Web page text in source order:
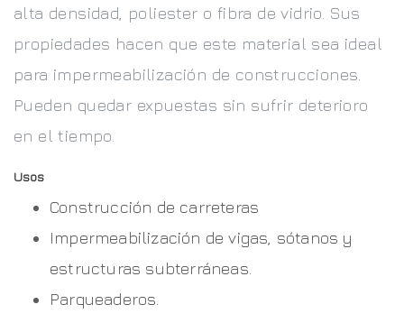
alta densidad, poliester o fibra de vidrio. Sus
propiedades hacen que este material sea ideal
para impermeabilización de construcciones.
Pueden quedar expuestas sin sufrir deterioro
en el tiempo.
Usos
Construcción de carreteras
Impermeabilización de vigas, sótanos y
estructuras subterráneas.
Parqueaderos.